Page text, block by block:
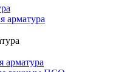
арматура
арматура